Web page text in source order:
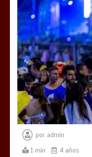
por admin
1 min
4 años